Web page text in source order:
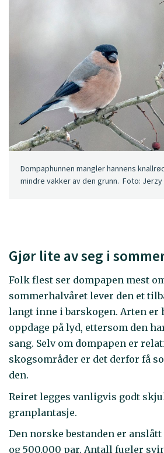
Dompaphunnen mangler hannens
mindre vakker av den grunn. Foto:
Gjør lite av seg i
Folk flest ser dompapen mest
sommerhalvåret lever den et
langt inne i barskogen. Arten er
oppdage på lyd, ettersom den
sang. Selv om dompapen er
skogsområder er det derfor få
den.
Reiret legges vanligvis godt
granplantasje.
Den norske bestanden er
og 500.000 par. Antall fugler